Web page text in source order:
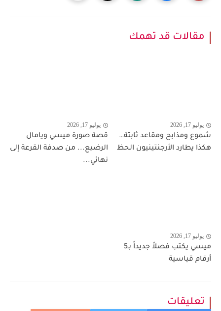
مقالات قد تهمك
يوليو 17, 2026
شموع ومذابح ومقاعد ثابتة…
هكذا يطارد الأرجنتينيون الحظ
يوليو 17, 2026
قصة صورة ميسي ويامال
الرضيع... من صدفة القرعة إلى
نهائي...
يوليو 17, 2026
ميسي يكتب فصلاً جديداً بـ5
أرقام قياسية
تعليقات